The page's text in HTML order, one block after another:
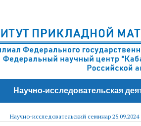
Научно-исследовательская
Научно-исследовательский семинар 25.09.2024